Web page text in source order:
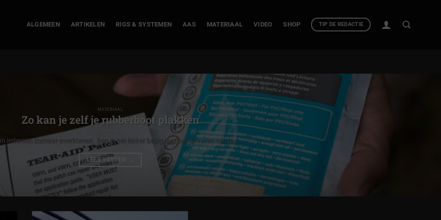
ALGEMEEN ARTIKELEN RIGS & SYSTEMEN AAS MATERIAAL VIDEO SHOP TIP DE REDACTIE
MATERIAAL
Zo kan je zelf je rubberboot plakken
iedereen zomaar overkomen. Ben je net lekker bezig met het uitvaren van je...
LEES VERDER